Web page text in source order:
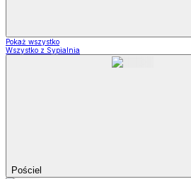
Pokaż wszystko
Wszystko z Sypialnia
Pościel